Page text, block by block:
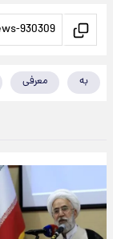
به معرفی